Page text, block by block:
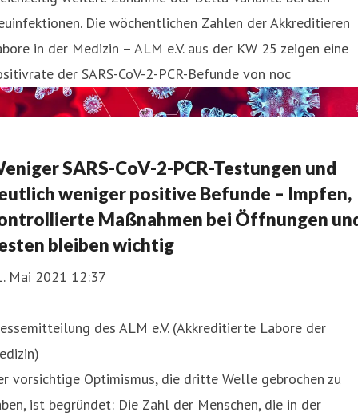
Die wöchentlichen Zahlen der Akkreditieren
in der Medizin – ALM e.V. aus der KW 25 zeigen eine
der SARS-CoV-2-PCR-Befunde von noc
SARS-CoV-2-PCR-Testungen und
weniger positive Befunde – Impfen,
Maßnahmen bei Öffnungen
bleiben wichtig
Mai 2021 12:37
des ALM e.V. (Akkreditierte Labore der
vorsichtige Optimismus, die dritte Welle gebrochen zu
ist begründet: Die Zahl der Menschen, die in der